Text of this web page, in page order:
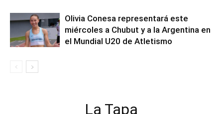
Olivia Conesa representará este
miércoles a Chubut y a la Argentina en
el Mundial U20 de Atletismo
La Tapa